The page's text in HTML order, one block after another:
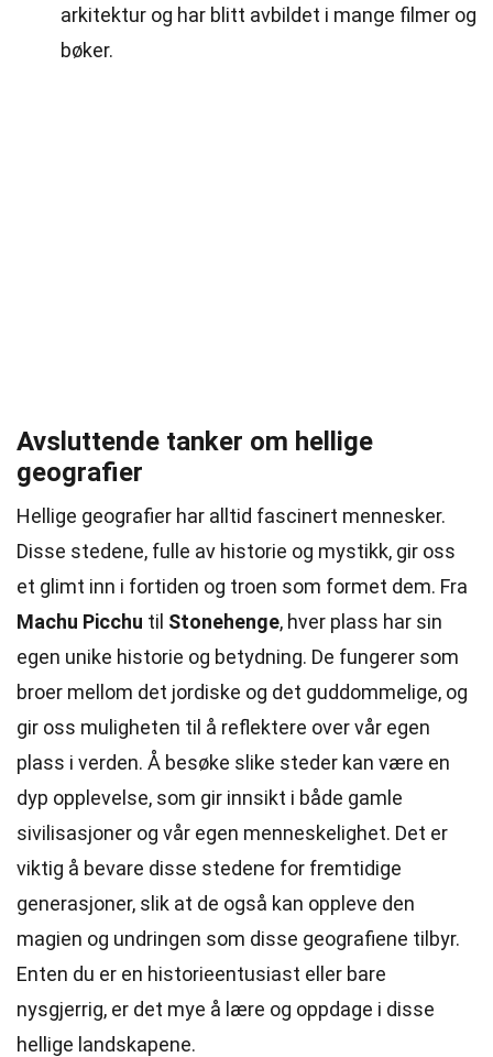
arkitektur og har blitt avbildet i mange filmer og
bøker.
Avsluttende tanker om hellige
geografier
Hellige geografier har alltid fascinert mennesker.
Disse stedene, fulle av historie og mystikk, gir oss
et glimt inn i fortiden og troen som formet dem. Fra
Machu Picchu til Stonehenge, hver plass har sin
egen unike historie og betydning. De fungerer som
broer mellom det jordiske og det guddommelige, og
gir oss muligheten til å reflektere over vår egen
plass i verden. Å besøke slike steder kan være en
dyp opplevelse, som gir innsikt i både gamle
sivilisasjoner og vår egen menneskelighet. Det er
viktig å bevare disse stedene for fremtidige
generasjoner, slik at de også kan oppleve den
magien og undringen som disse geografiene tilbyr.
Enten du er en historieentusiast eller bare
nysgjerrig, er det mye å lære og oppdage i disse
hellige landskapene.